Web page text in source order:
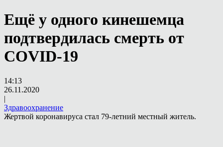
Ещё у одного кинешемца
подтвердилась смерть от
COVID-19
14:13
26.11.2020
|
Здравоохранение
Жертвой коронавируса стал 79-летний местный житель.